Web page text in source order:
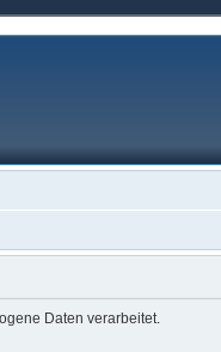
Daten verarbeitet.